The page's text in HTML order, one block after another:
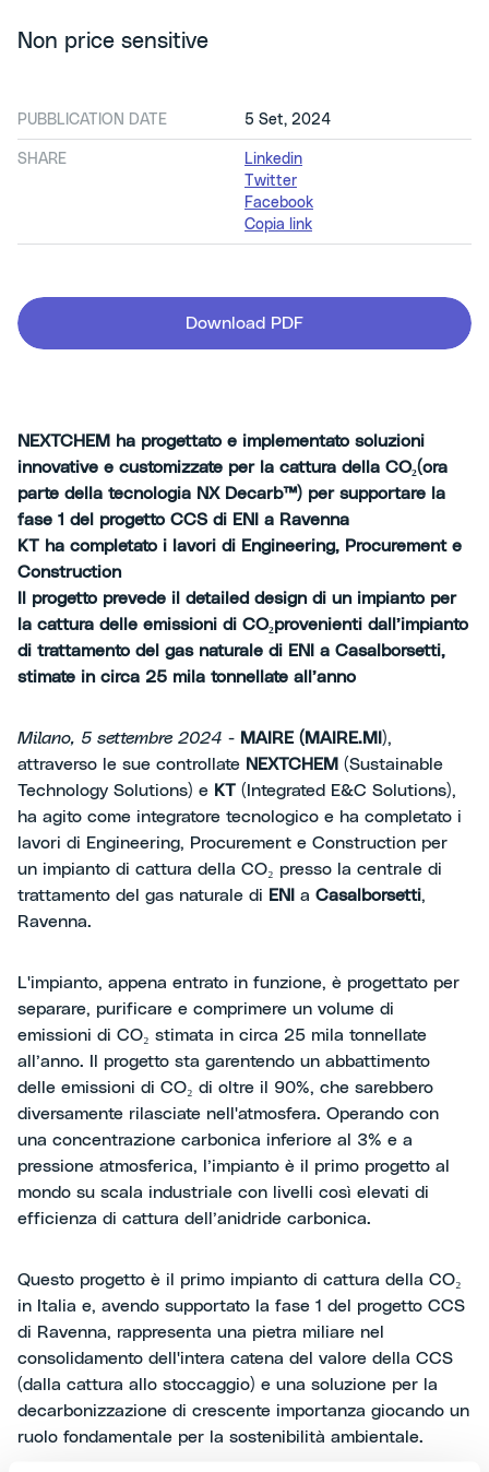
Non price sensitive
PUBBLICATION DATE 5 Set, 2024
SHARE
Linkedin
Twitter
Facebook
Copia link
Download PDF
NEXTCHEM ha progettato e implementato soluzioni
innovative e customizzate per la cattura della CO₂(ora
parte della tecnologia NX Decarb™) per supportare la
fase 1 del progetto CCS di ENI a Ravenna
KT ha completato i lavori di Engineering, Procurement e
Construction
Il progetto prevede il detailed design di un impianto per
la cattura delle emissioni di CO₂provenienti dall’impianto
di trattamento del gas naturale di ENI a Casalborsetti,
stimate in circa 25 mila tonnellate all’anno
Milano, 5 settembre 2024 - MAIRE (MAIRE.MI ),
attraverso le sue controllate NEXTCHEM (Sustainable
Technology Solutions) e KT (Integrated E&C Solutions),
ha agito come integratore tecnologico e ha completato i
lavori di Engineering, Procurement e Construction per
un impianto di cattura della CO₂ presso la centrale di
trattamento del gas naturale di ENI a Casalborsetti,
Ravenna.
L'impianto, appena entrato in funzione, è progettato per
separare, purificare e comprimere un volume di
emissioni di CO₂ stimata in circa 25 mila tonnellate
all’anno. Il progetto sta garentendo un abbattimento
delle emissioni di CO₂ di oltre il 90%, che sarebbero
diversamente rilasciate nell'atmosfera. Operando con
una concentrazione carbonica inferiore al 3% e a
pressione atmosferica, l’impianto è il primo progetto al
mondo su scala industriale con livelli così elevati di
efficienza di cattura dell’anidride carbonica.
Questo progetto è il primo impianto di cattura della CO₂
in Italia e, avendo supportato la fase 1 del progetto CCS
di Ravenna, rappresenta una pietra miliare nel
consolidamento dell'intera catena del valore della CCS
(dalla cattura allo stoccaggio) e una soluzione per la
decarbonizzazione di crescente importanza giocando un
ruolo fondamentale per la sostenibilità ambientale.